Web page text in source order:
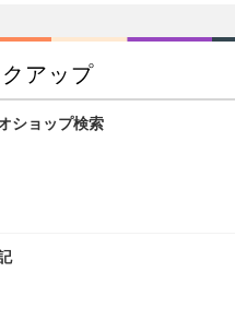
アップ
ショップ検索